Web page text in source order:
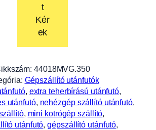
t
Kér
ek
44018MVG.350
Gépszállító utánfutók
, extra teherbírású utánfutó
utánfutó, nehézgép szállító utánfutó
, mini kotrógép szállító
utánfutó, gépszállító utánfutó